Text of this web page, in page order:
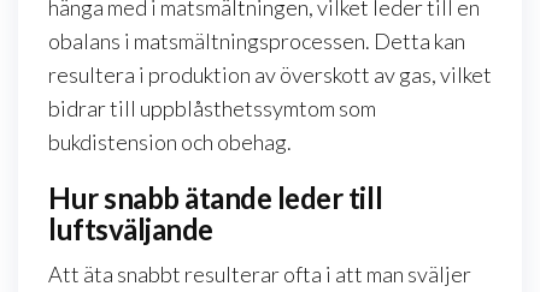
hänga med i matsmältningen, vilket leder till en
obalans i matsmältningsprocessen. Detta kan
resultera i produktion av överskott av gas, vilket
bidrar till uppblåsthetssymtom som
bukdistension och obehag.
Hur snabb ätande leder till
luftsväljande
Att äta snabbt resulterar ofta i att man sväljer